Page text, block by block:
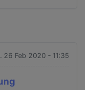
26 Feb 2020 - 11:35